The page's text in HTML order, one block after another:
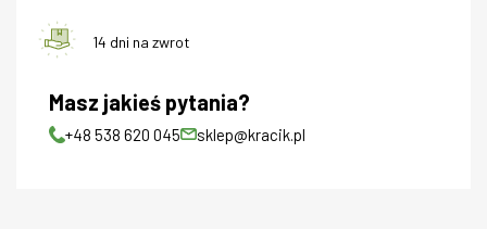
14 dni na zwrot
Masz jakieś pytania?
+48 538 620 045 sklep@kracik.pl